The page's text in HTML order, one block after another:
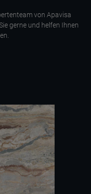
von Apavisa
gerne und helfen Ihnen